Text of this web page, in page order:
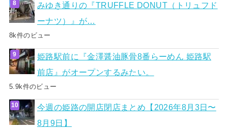
みゆき通りの『TRUFFLE DONUT（トリュフド
ーナツ）』が…
8k件のビュー
姫路駅前に『金澤醤油豚骨8番らーめん 姫路駅
前店』がオープンするみたい。
5.9k件のビュー
今週の姫路の開店閉店まとめ【2026年8月3日〜
8月9日】